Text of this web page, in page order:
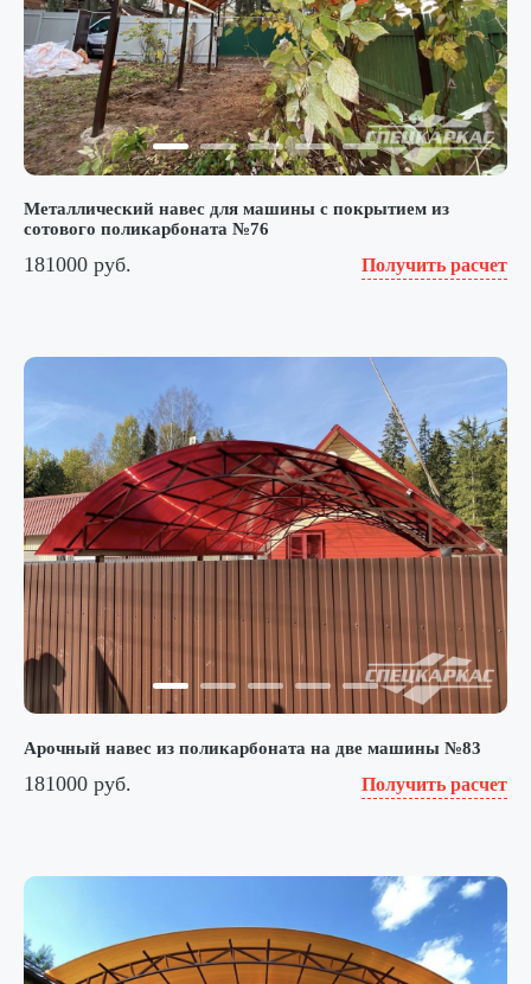
Металлический навес для машины с покрытием из
сотового поликарбоната №76
181000 руб. Получить расчет
Арочный навес из поликарбоната на две машины №83
181000 руб. Получить расчет